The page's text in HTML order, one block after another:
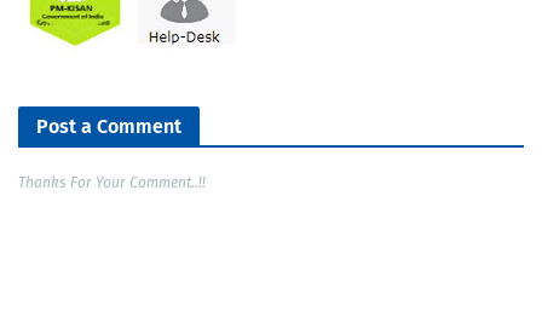
Post a Comment
Thanks For Your Comment..!!